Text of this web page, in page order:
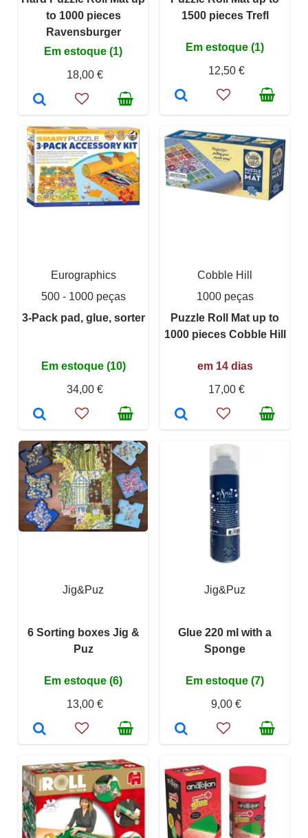
to 1000 pieces
Ravensburger
Em estoque (1)
18,00 €
1500 pieces Trefl
Em estoque (1)
12,50 €
Eurographics
500 - 1000 peças
3-Pack pad, glue, sorter
Em estoque (10)
34,00 €
Cobble Hill
1000 peças
Puzzle Roll Mat up to
1000 pieces Cobble Hill
em 14 dias
17,00 €
Jig&Puz
6 Sorting boxes Jig &
Puz
Em estoque (6)
13,00 €
Jig&Puz
Glue 220 ml with a
Sponge
Em estoque (7)
9,00 €